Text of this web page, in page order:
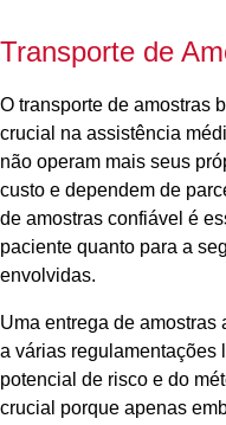
Transporte de
O transporte de amostras
crucial na assistência
não operam mais seus
custo e dependem de
de amostras confiável é
paciente quanto para a
envolvidas.
Uma entrega de amostras
a várias regulamentações
potencial de risco e do
crucial porque apenas